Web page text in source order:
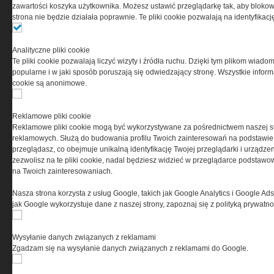
(zwana dalej Grupa MEDIUM) w postaci Regulaminu.
Ta witryna wykorzystuje pliki cookies do przechowywania
informacji na Twoim komputerze. Pliki cookies stosujemy
w celu świadczenia usług na najwyższym poziomie,
w tym w sposób dostosowany do indywidualnych potrzeb.
cookies oznacza, że będą one zamieszczane w Twoim
urządzeniu końcowym. W każdym momencie możesz
dokonać zmiany ustawień przeglądarki dotyczących
serwisu prosimy o zapoznanie się z naszą
prywatności
oraz informacją o cookies
zawartości koszyka użytkownika. Możesz ustawić przeglądarkę tak, aby
strona nie będzie działała poprawnie. Te pliki cookie pozwalają na
Analityczne pliki cookie
Te pliki cookie pozwalają liczyć wizyty i źródła ruchu. Dzięki tym plikom
popularne i w jaki sposób poruszają się odwiedzający stronę. Wszystkie
cookie są anonimowe.
Reklamowe pliki cookie
Reklamowe pliki cookie mogą być wykorzystywane za pośrednictwem naszej
reklamowych. Służą do budowania profilu Twoich zainteresowań na
przeglądasz, co obejmuje unikalną identyfikację Twojej przeglądarki i
zezwolisz na te pliki cookie, nadal będziesz widzieć w przeglądarce
na Twoich zainteresowaniach.
Nasza strona korzysta z usług Google, takich jak Google Analytics i Google
jak Google wykorzystuje dane z naszej strony, zapoznaj się z polityką
Wysyłanie danych związanych z reklamami
Zgadzam się na wysyłanie danych związanych z reklamami do Google.